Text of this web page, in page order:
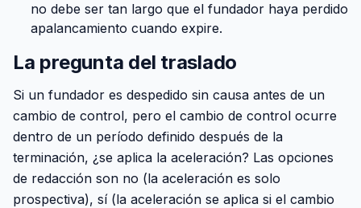
no debe ser tan largo que el fundador haya perdido
apalancamiento cuando expire.
La pregunta del traslado
Si un fundador es despedido sin causa antes de un
cambio de control, pero el cambio de control ocurre
dentro de un período definido después de la
terminación, ¿se aplica la aceleración? Las opciones
de redacción son no (la aceleración es solo
prospectiva), sí (la aceleración se aplica si el cambio